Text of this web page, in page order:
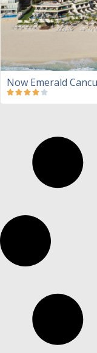
Now Emerald